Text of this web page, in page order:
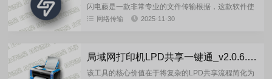
闪电藤是一款非常专业的文件传输根据，这款软件使
用高级加密技术，确保了商业机密和个人隐私的安
网络传输 2025-11-30
局域网打印机LPD共享一键通_v2.0.6.2 绿色单文件版
该工具的核心价值在于将复杂的LPD共享流程简化为